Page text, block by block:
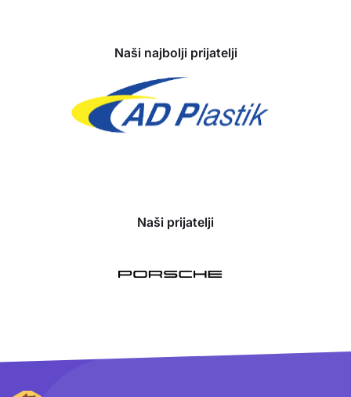
Naši najbolji prijatelji
Naši prijatelji